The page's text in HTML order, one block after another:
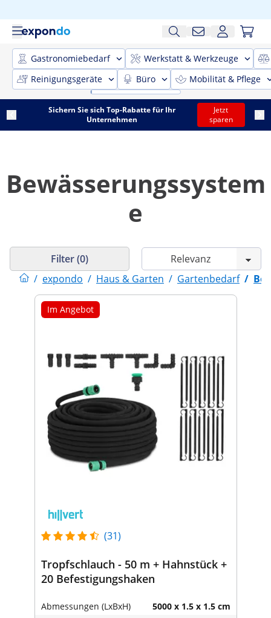
Gastronomiebedarf
Werkstatt & Werkzeuge
Reinigungsgeräte
Büro Mobilität & Pflege
Sichern Sie sich Top-Rabatte für Ihr
Unternehmen
Jetzt
sparen
Bewässerungssystem
e
/ expondo / Haus & Garten / Gartenbedarf /
Filter (0)
Im Angebot
(31)
Tropfschlauch - 50 m + Hahnstück +
20 Befestigungshaken
Abmessungen (LxBxH) 5000 x 1.5 x 1.5 cm